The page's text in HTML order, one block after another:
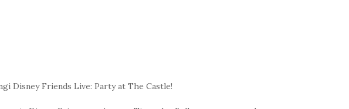
Disney Friends Live: Party at The Castle!